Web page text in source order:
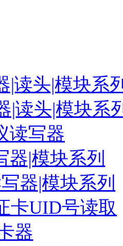
|读头|模块系
|读头|模块系
读写器
器|模块系列
器|模块系列
卡UID号读取
器